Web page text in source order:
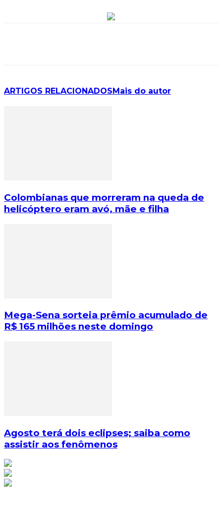
ARTIGOS RELACIONADOSMais do autor
Colombianas que morreram na queda de
helicóptero eram avó, mãe e filha
Mega-Sena sorteia prêmio acumulado de
R$ 165 milhões neste domingo
Agosto terá dois eclipses; saiba como
assistir aos fenômenos